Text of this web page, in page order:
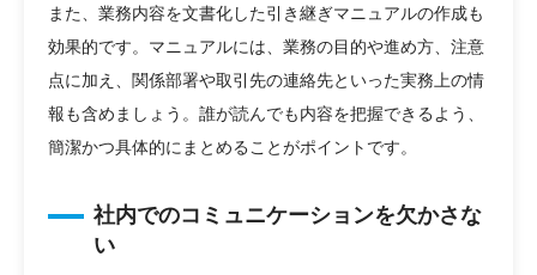
また、業務内容を文書化した引き継ぎマニュアルの作成も
効果的です。マニュアルには、業務の目的や進め方、注意
点に加え、関係部署や取引先の連絡先といった実務上の情
報も含めましょう。誰が読んでも内容を把握できるよう、
簡潔かつ具体的にまとめることがポイントです。
社内でのコミュニケーションを欠かさな
い